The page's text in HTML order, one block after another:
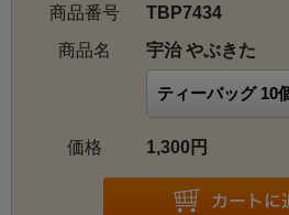
商品番号
TBP7434
商品名
宇治 やぶきた
価格 1,300円